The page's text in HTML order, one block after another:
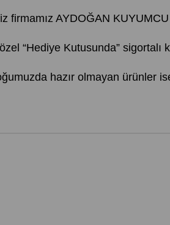
firmamız AYDOĞAN
“Hediye Kutusunda”
hazır olmayan ürünler